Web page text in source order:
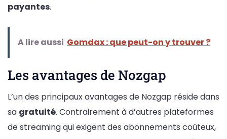
payantes.
A lire aussi Gomdax : que peut-on y trouver ?
Les avantages de Nozgap
L’un des principaux avantages de Nozgap réside dans
sa gratuité. Contrairement à d’autres plateformes
de streaming qui exigent des abonnements coûteux,